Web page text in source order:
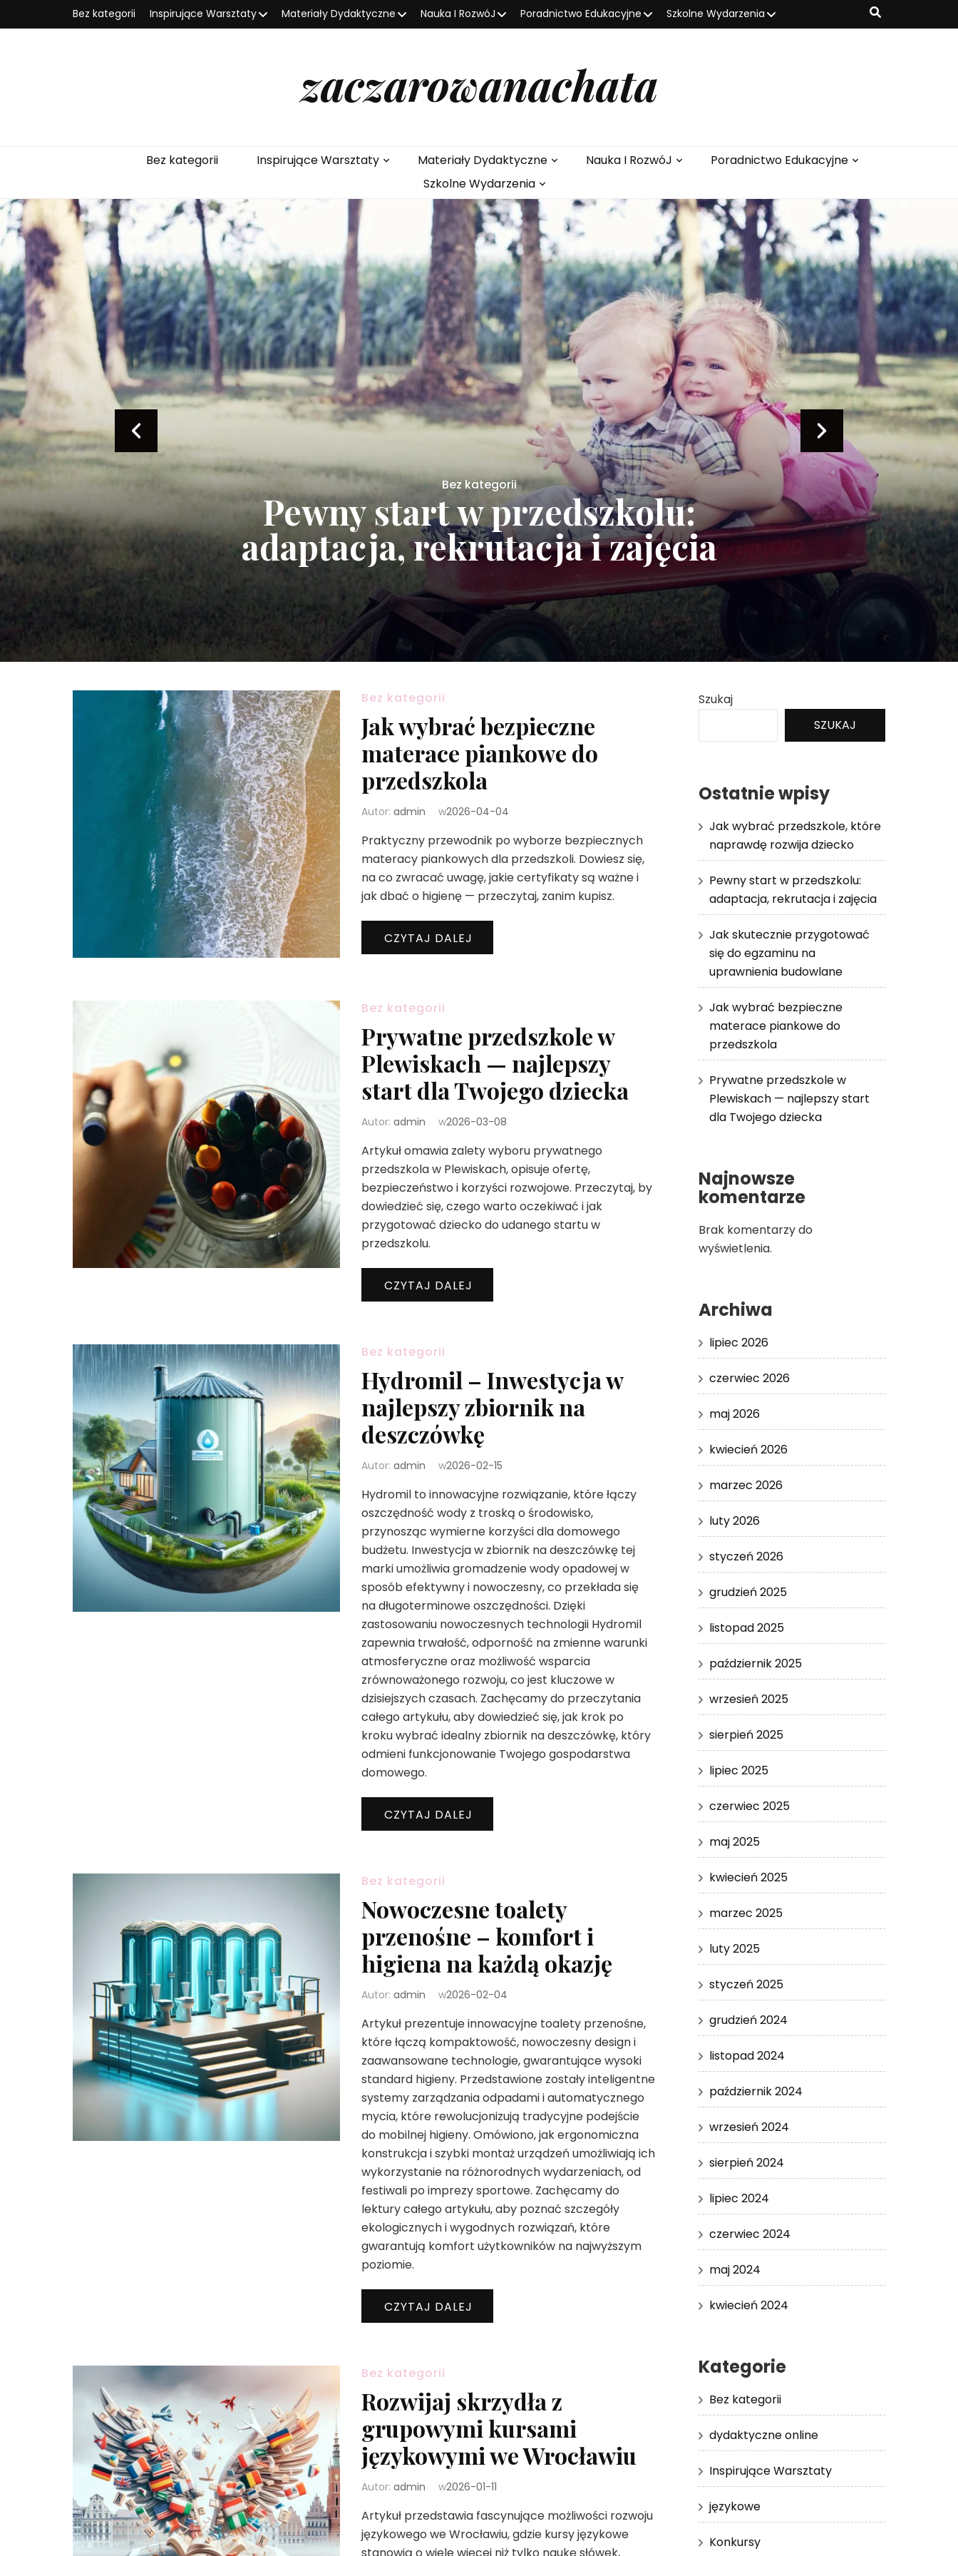
Bez kategorii Inspirujące Warsztaty Materiały Dydaktyczne Nauka I RozwóJ Poradnictwo Edukacyjne Szkolne Wydarzenia
zaczarowanachata
Bez kategorii Inspirujące Warsztaty Materiały Dydaktyczne Nauka I RozwóJ
Poradnictwo Edukacyjne
Szkolne Wydarzenia
Bez kategorii
Pewny start w przedszkolu:
adaptacja, rekrutacja i zajęcia
Bez kategorii
Jak wybrać bezpieczne
materace piankowe do
przedszkola
Autor: admin w2026-04-04
Praktyczny przewodnik po wyborze bezpiecznych
materacy piankowych dla przedszkoli. Dowiesz się,
na co zwracać uwagę, jakie certyfikaty są ważne i
jak dbać o higienę — przeczytaj, zanim kupisz.
CZYTAJ DALEJ
Bez kategorii
Prywatne przedszkole w
Plewiskach — najlepszy
start dla Twojego dziecka
Autor: admin w2026-03-08
Artykuł omawia zalety wyboru prywatnego
przedszkola w Plewiskach, opisuje ofertę,
bezpieczeństwo i korzyści rozwojowe. Przeczytaj, by
dowiedzieć się, czego warto oczekiwać i jak
przygotować dziecko do udanego startu w
przedszkolu.
CZYTAJ DALEJ
Bez kategorii
Hydromil – Inwestycja w
najlepszy zbiornik na
deszczówkę
Autor: admin w2026-02-15
Hydromil to innowacyjne rozwiązanie, które łączy
oszczędność wody z troską o środowisko,
przynosząc wymierne korzyści dla domowego
budżetu. Inwestycja w zbiornik na deszczówkę tej
marki umożliwia gromadzenie wody opadowej w
sposób efektywny i nowoczesny, co przekłada się
na długoterminowe oszczędności. Dzięki
zastosowaniu nowoczesnych technologii Hydromil
zapewnia trwałość, odporność na zmienne warunki
atmosferyczne oraz możliwość wsparcia
zrównoważonego rozwoju, co jest kluczowe w
dzisiejszych czasach. Zachęcamy do przeczytania
całego artykułu, aby dowiedzieć się, jak krok po
kroku wybrać idealny zbiornik na deszczówkę, który
odmieni funkcjonowanie Twojego gospodarstwa
domowego.
CZYTAJ DALEJ
Bez kategorii
Nowoczesne toalety
przenośne – komfort i
higiena na każdą okazję
Autor: admin w2026-02-04
Artykuł prezentuje innowacyjne toalety przenośne,
które łączą kompaktowość, nowoczesny design i
zaawansowane technologie, gwarantujące wysoki
standard higieny. Przedstawione zostały inteligentne
systemy zarządzania odpadami i automatycznego
mycia, które rewolucjonizują tradycyjne podejście
do mobilnej higieny. Omówiono, jak ergonomiczna
konstrukcja i szybki montaż urządzeń umożliwiają ich
wykorzystanie na różnorodnych wydarzeniach, od
festiwali po imprezy sportowe. Zachęcamy do
lektury całego artykułu, aby poznać szczegóły
ekologicznych i wygodnych rozwiązań, które
gwarantują komfort użytkowników na najwyższym
poziomie.
CZYTAJ DALEJ
Bez kategorii
Rozwijaj skrzydła z
grupowymi kursami
językowymi we Wrocławiu
Autor: admin w2026-01-11
Artykuł przedstawia fascynujące możliwości rozwoju
językowego we Wrocławiu, gdzie kursy językowe
Szukaj
SZUKAJ
Ostatnie wpisy
Jak wybrać przedszkole, które
naprawdę rozwija dziecko
Pewny start w przedszkolu:
adaptacja, rekrutacja i zajęcia
Jak skutecznie przygotować
się do egzaminu na
uprawnienia budowlane
Jak wybrać bezpieczne
materace piankowe do
przedszkola
Prywatne przedszkole w
Plewiskach — najlepszy start
dla Twojego dziecka
Najnowsze
komentarze
Brak komentarzy do
wyświetlenia.
Archiwa
lipiec 2026
czerwiec 2026
maj 2026
kwiecień 2026
marzec 2026
luty 2026
styczeń 2026
grudzień 2025
listopad 2025
październik 2025
wrzesień 2025
sierpień 2025
lipiec 2025
czerwiec 2025
maj 2025
kwiecień 2025
marzec 2025
luty 2025
styczeń 2025
grudzień 2024
listopad 2024
październik 2024
wrzesień 2024
sierpień 2024
lipiec 2024
czerwiec 2024
maj 2024
kwiecień 2024
Kategorie
Bez kategorii
dydaktyczne online
Inspirujące Warsztaty
językowe
Konkursy